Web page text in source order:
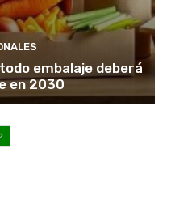
embalaje deberá
en 2030